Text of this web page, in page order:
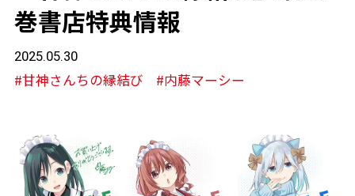
巻書店特典情報
2025.05.30
#甘神さんちの縁結び #内藤マーシー